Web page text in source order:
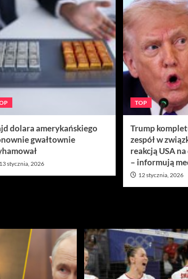
dolara amerykańskiego
gwałtownie
13 stycznia, 2026
TOP
Trump
zespół w
reakcją USA
– informują
12 stycznia, 2026